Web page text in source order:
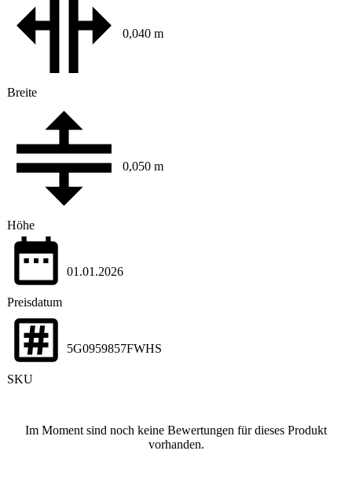
Breite
0,040 m
Höhe
0,050 m
Preisdatum
01.01.2026
SKU
5G0959857FWHS
Im Moment sind noch keine Bewertungen für dieses Produkt
vorhanden.